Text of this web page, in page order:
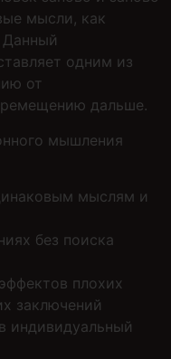
мысли, как
Данный
одним из
от
дальше.
мышления
мыслям и
без поиска
плохих
заключений
индивидуальный